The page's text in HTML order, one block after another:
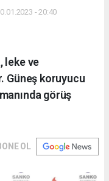
- 20:40
leke ve
Güneş koruyucu
görüş
OL